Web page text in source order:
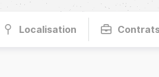
Localisation